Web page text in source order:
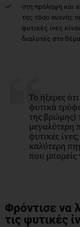
στη πρόληψη και
της τόσο συχνής
φυτικές ίνες
διαλυτές στο
Το ήξερες
φυτικά
της βρώμης)
μεγαλύτερη
φυτικές
καλύτερη
που μπορείς
Φρόντισε να
τις φυτικές